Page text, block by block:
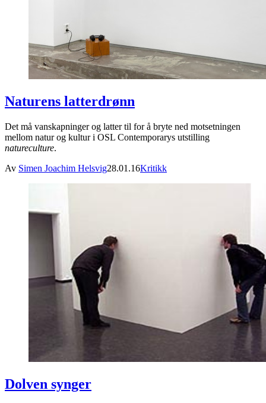
Naturens latterdrønn
Det må vanskapninger og latter til for å bryte ned motsetningen
mellom natur og kultur i OSL Contemporarys utstilling
natureculture.
Av Simen Joachim Helsvig28.01.16Kritikk
Dolven synger